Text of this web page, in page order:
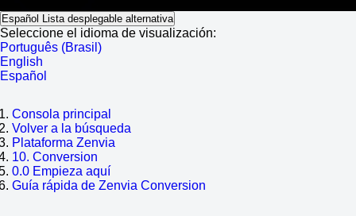
Español Lista desplegable alternativa
Seleccione el idioma de visualización:
Português (Brasil)
English
Español
Consola principal
Volver a la búsqueda
Plataforma Zenvia
10. Conversion
0.0 Empieza aquí
Guía rápida de Zenvia Conversion